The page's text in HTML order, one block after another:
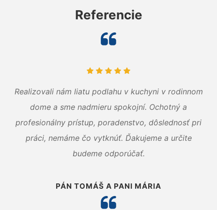
Referencie
Realizovali nám liatu podlahu v kuchyni v rodinnom
dome a sme nadmieru spokojní. Ochotný a
profesionálny prístup, poradenstvo, dôslednosť pri
práci, nemáme čo vytknúť. Ďakujeme a určite
budeme odporúčať.
PÁN TOMÁŠ A PANI MÁRIA